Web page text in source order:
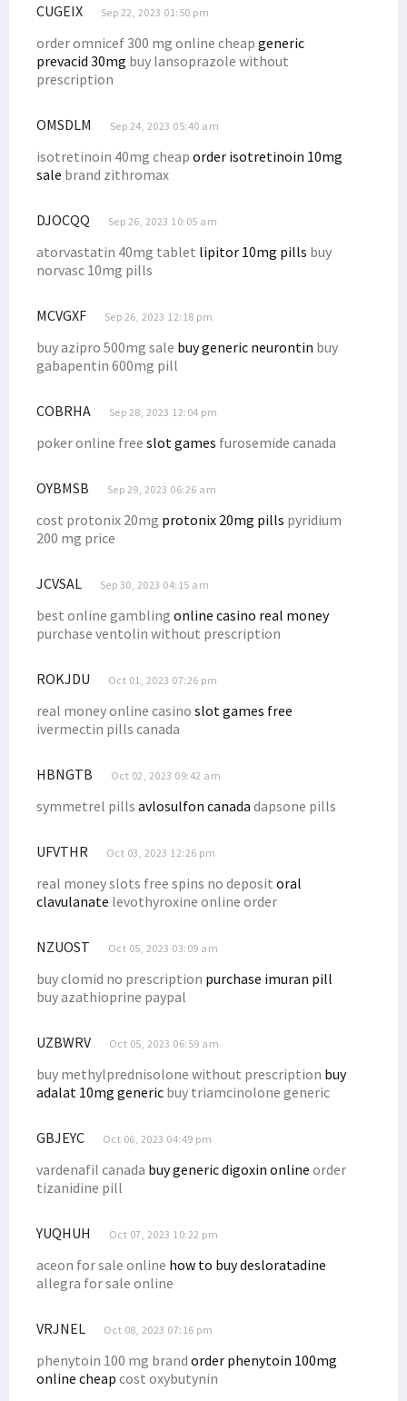
CUGEIX Sep 22, 2023 01:50 pm
order omnicef 300 mg online cheap generic
prevacid 30mg buy lansoprazole without
prescription
OMSDLM Sep 24, 2023 05:40 am
isotretinoin 40mg cheap order isotretinoin 10mg
sale brand zithromax
DJOCQQ Sep 26, 2023 10:05 am
atorvastatin 40mg tablet lipitor 10mg pills buy
norvasc 10mg pills
MCVGXF Sep 26, 2023 12:18 pm
buy azipro 500mg sale buy generic neurontin buy
gabapentin 600mg pill
COBRHA Sep 28, 2023 12:04 pm
poker online free slot games furosemide canada
OYBMSB Sep 29, 2023 06:26 am
cost protonix 20mg protonix 20mg pills pyridium
200 mg price
JCVSAL Sep 30, 2023 04:15 am
best online gambling online casino real money
purchase ventolin without prescription
ROKJDU Oct 01, 2023 07:26 pm
real money online casino slot games free
ivermectin pills canada
HBNGTB Oct 02, 2023 09:42 am
symmetrel pills avlosulfon canada dapsone pills
UFVTHR Oct 03, 2023 12:26 pm
real money slots free spins no deposit oral
clavulanate levothyroxine online order
NZUOST Oct 05, 2023 03:09 am
buy clomid no prescription purchase imuran pill
buy azathioprine paypal
UZBWRV Oct 05, 2023 06:59 am
buy methylprednisolone without prescription buy
adalat 10mg generic buy triamcinolone generic
GBJEYC Oct 06, 2023 04:49 pm
vardenafil canada buy generic digoxin online order
tizanidine pill
YUQHUH Oct 07, 2023 10:22 pm
aceon for sale online how to buy desloratadine
allegra for sale online
VRJNEL Oct 08, 2023 07:16 pm
phenytoin 100 mg brand order phenytoin 100mg
online cheap cost oxybutynin